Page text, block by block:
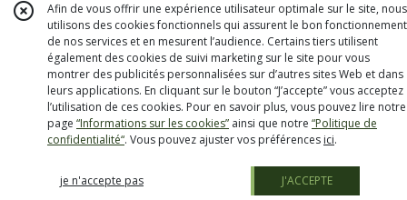
Afin de vous offrir une expérience utilisateur optimale sur le site, nous
utilisons des cookies fonctionnels qui assurent le bon fonctionnement
de nos services et en mesurent l’audience. Certains tiers utilisent
également des cookies de suivi marketing sur le site pour vous
montrer des publicités personnalisées sur d’autres sites Web et dans
leurs applications. En cliquant sur le bouton “J’accepte” vous acceptez
l’utilisation de ces cookies. Pour en savoir plus, vous pouvez lire notre
page “Informations sur les cookies” ainsi que notre “Politique de
confidentialité“. Vous pouvez ajuster vos préférences ici.
je n'accepte pas J'ACCEPTE